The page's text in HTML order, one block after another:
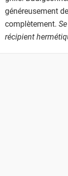
généreusement
complètement.
récipient